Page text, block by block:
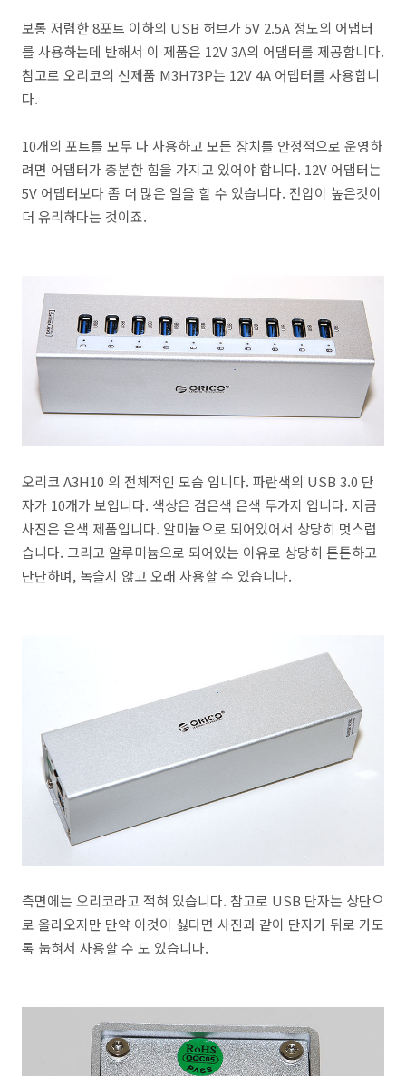
보통 저렴한 8포트 이하의 USB 허브가 5V 2.5A 정도의 어댑터
를 사용하는데 반해서 이 제품은 12V 3A의 어댑터를 제공합니다.
참고로 오리코의 신제품 M3H73P는 12V 4A 어댑터를 사용합니
다.
10개의 포트를 모두 다 사용하고 모든 장치를 안정적으로 운영하
려면 어댑터가 충분한 힘을 가지고 있어야 합니다. 12V 어댑터는
5V 어댑터보다 좀 더 많은 일을 할 수 있습니다. 전압이 높은것이
더 유리하다는 것이죠.
오리코 A3H10 의 전체적인 모습 입니다. 파란색의 USB 3.0 단
자가 10개가 보입니다. 색상은 검은색 은색 두가지 입니다. 지금
사진은 은색 제품입니다. 알미늄으로 되어있어서 상당히 멋스럽
습니다. 그리고 알루미늄으로 되어있는 이유로 상당히 튼튼하고
단단하며, 녹슬지 않고 오래 사용할 수 있습니다.
측면에는 오리코라고 적혀 있습니다. 참고로 USB 단자는 상단으
로 올라오지만 만약 이것이 싫다면 사진과 같이 단자가 뒤로 가도
록 눕혀서 사용할 수 도 있습니다.